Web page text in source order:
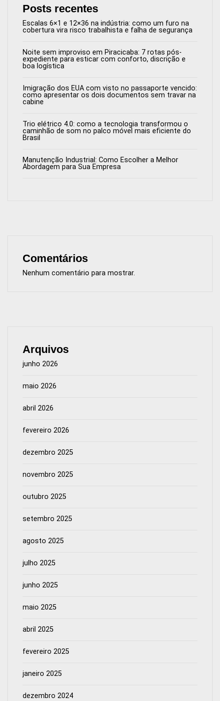
Posts recentes
Escalas 6×1 e 12×36 na indústria: como um furo na
cobertura vira risco trabalhista e falha de segurança
Noite sem improviso em Piracicaba: 7 rotas pós-
expediente para esticar com conforto, discrição e
boa logística
Imigração dos EUA com visto no passaporte vencido:
como apresentar os dois documentos sem travar na
cabine
Trio elétrico 4.0: como a tecnologia transformou o
caminhão de som no palco móvel mais eficiente do
Brasil
Manutenção Industrial: Como Escolher a Melhor
Abordagem para Sua Empresa
Comentários
Nenhum comentário para mostrar.
Arquivos
junho 2026
maio 2026
abril 2026
fevereiro 2026
dezembro 2025
novembro 2025
outubro 2025
setembro 2025
agosto 2025
julho 2025
junho 2025
maio 2025
abril 2025
fevereiro 2025
janeiro 2025
dezembro 2024